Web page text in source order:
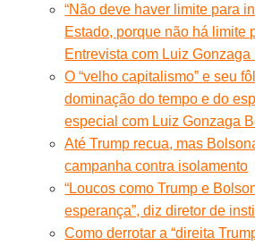
“Não deve haver limite para
Estado, porque não há limite
Entrevista com Luiz
O “velho capitalismo” e seu
dominação do tempo e do
especial com Luiz Gonzaga
Até Trump recua, mas
campanha contra isolamento
“Loucos como Trump e
esperança”, diz diretor de
Como derrotar a “direita